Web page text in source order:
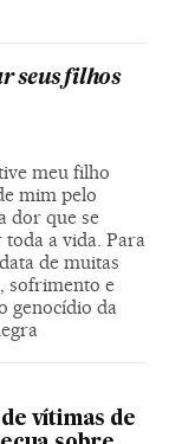
seus filhos
meu filho
mim pelo
dor que se
toda a vida. Para
de muitas
sofrimento e
genocídio da
vítimas de